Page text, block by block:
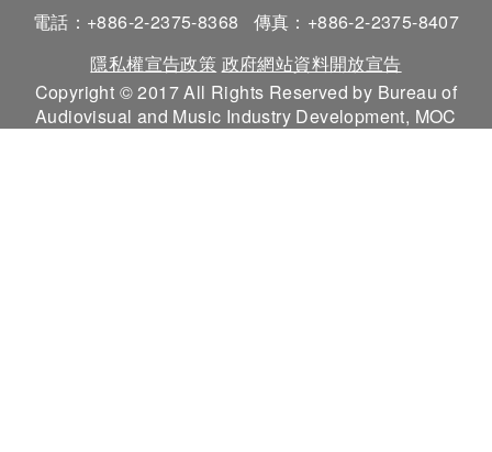
電話：+886-2-2375-8368
傳真：+886-2-2375-8407
隱私權宣告政策 政府網站資料開放宣告
Copyright © 2017 All Rights Reserved by Bureau of
Audiovisual and Music Industry Development, MOC